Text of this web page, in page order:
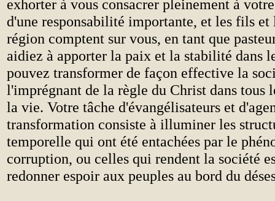
exhorter à vous consacrer pleinement à
d'une responsabilité importante, et les fils
région comptent sur vous, en tant que
aidiez à apporter la paix et la stabilité dans
pouvez transformer de façon effective la
l'imprégnant de la règle du Christ dans tous
la vie. Votre tâche d'évangélisateurs et
transformation consiste à illuminer les
temporelle qui ont été entachées par le
corruption, ou celles qui rendent la société
redonner espoir aux peuples au bord du